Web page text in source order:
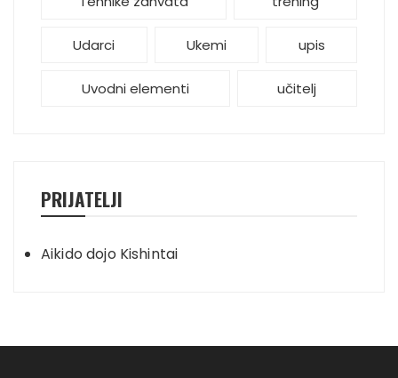
Udarci Ukemi upis
Uvodni elementi učitelj
PRIJATELJI
Aikido dojo Kishintai